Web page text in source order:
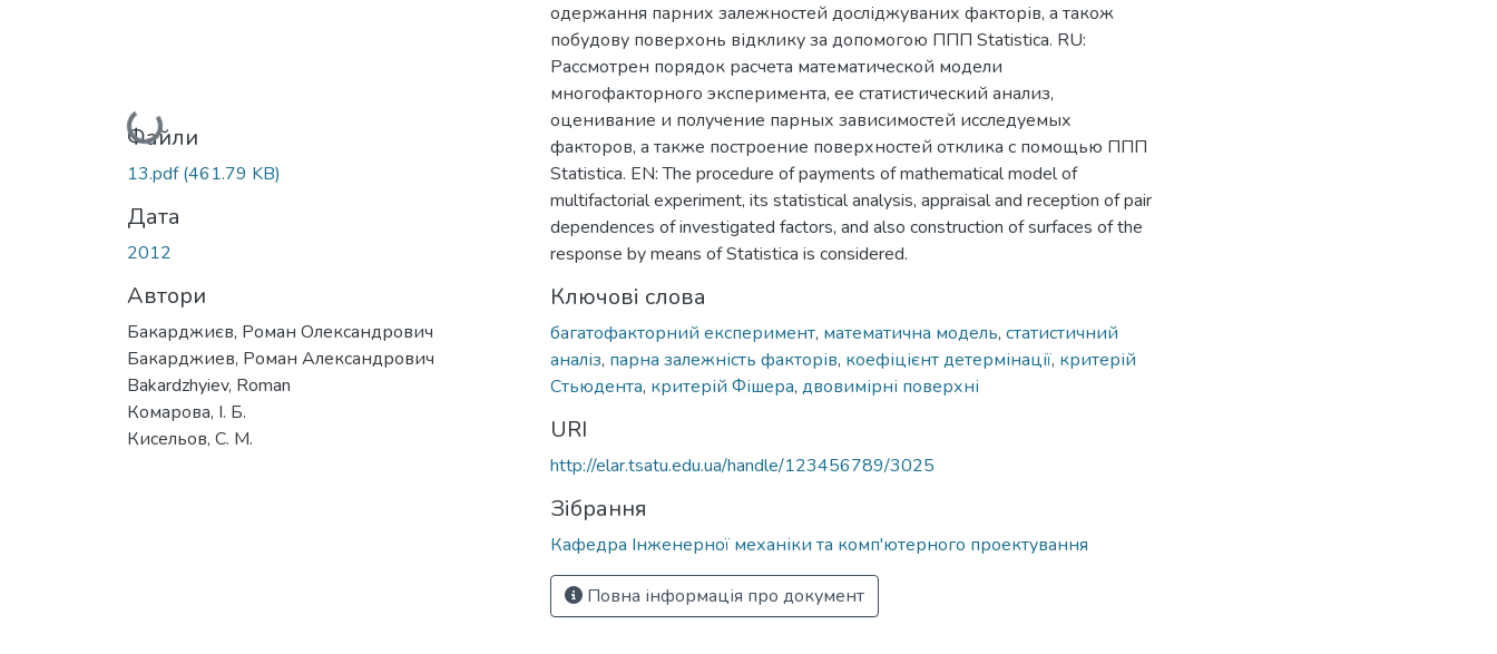
Вантажиться...
Файли
13.pdf(461.79 KB)
Дата
2012
Автори
Бакарджиєв, Роман Олександрович
Бакарджиев, Роман Александрович
Bakardzhyiev, Roman
Комарова, І. Б.
Кисельов, С. М.
одержання парних залежностей досліджуваних факторів, а також
побудову поверхонь відклику за допомогою ППП Statistica. RU:
Рассмотрен порядок расчета математической модели
многофакторного эксперимента, ее статистический анализ,
оценивание и получение парных зависимостей исследуемых
факторов, а также построение поверхностей отклика с помощью ППП
Statistica. EN: The procedure of payments of mathematical model of
multifactorial experiment, its statistical analysis, appraisal and reception of pair
dependences of investigated factors, and also construction of surfaces of the
response by means of Statistica is considered.
Ключові слова
багатофакторний експеримент, математична модель, статистичний
аналіз, парна залежність факторів, коефіцієнт детермінації, критерій
Стьюдента, критерій Фішера, двовимірні поверхні
URI
http://elar.tsatu.edu.ua/handle/123456789/3025
Зібрання
Кафедра Інженерної механіки та комп'ютерного проектування
Повна інформація про документ